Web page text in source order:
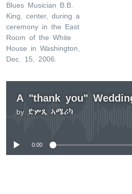
Blues Musician B.B.
King, center, during a
ceremony in the East
Room of the White
House in Washington,
Dec. 15, 2006.
A "thank you"
by ድምጺ ኣሜሪካ
No media source
0:00